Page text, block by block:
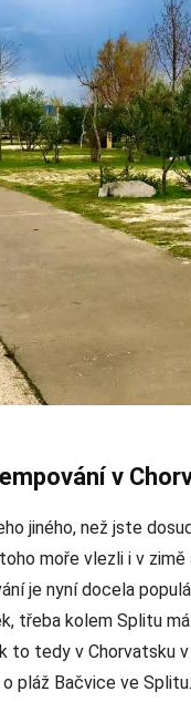
v
jiného, než jste
moře vlezli i v
je nyní docela
třeba kolem Splitu
to tedy v Chorvatsku
pláž Bačvice ve Splitu.